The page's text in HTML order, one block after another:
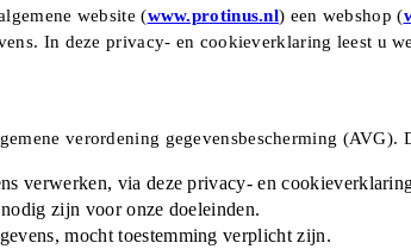
website (www.protinus.nl) een webshop (
In deze privacy- en cookieverklaring leest u
verordening gegevensbescherming (AVG).
verwerken, via deze privacy- en
zijn voor onze doeleinden.
mocht toestemming verplicht zijn.